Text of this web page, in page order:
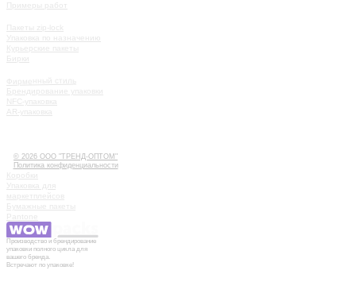
Примеры работ
Пакеты zip-lock
Упаковка по назначению
Курьерские пакеты
Бирки
Фирменный стиль
Брендирование упаковки
NFC-упаковка
AR-упаковка
© 2026 ООО "ТРЕНД-ОПТОМ"
Политика конфиденциальности
Коробки
Упаковка для
маркетплейсов
Бумажные пакеты
Pantone
Производство и брендирование
упаковки полного цикла для
вашего бренда.
Встречают по упаковке!